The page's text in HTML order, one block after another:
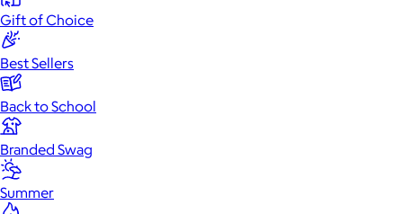
Gift of Choice
Best Sellers
Back to School
Branded Swag
Summer